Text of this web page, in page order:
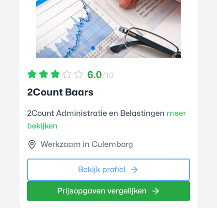
6.0/10
2Count Baars
2Count Administratie en Belastingen meer
bekijken
Werkzaam in Culemborg
Bekijk profiel
Prijsopgaven vergelijken